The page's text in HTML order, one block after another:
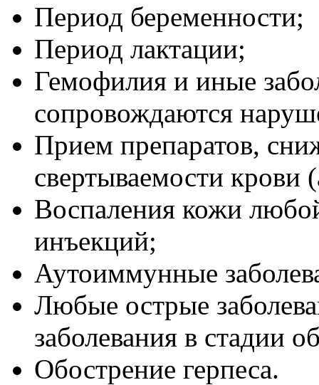
Период беременности;
Период лактации;
Гемофилия и иные
сопровождаются
Прием препаратов,
свертываемости крови
Воспаления кожи
инъекций;
Аутоиммунные
Любые острые
заболевания в стадии
Обострение герпеса.